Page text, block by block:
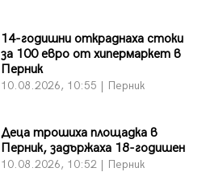
14-годишни откраднаха стоки
за 100 евро от хипермаркет в
Перник
10.08.2026, 10:55 | Перник
Деца трошиха площадка в
Перник, задържаха 18-годишен
10.08.2026, 10:52 | Перник